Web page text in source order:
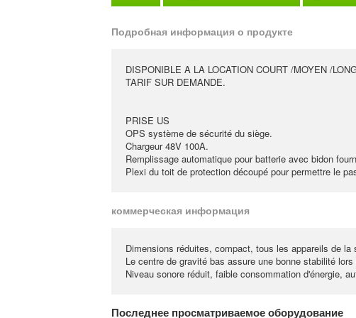
Подробная информация о продукте
DISPONIBLE A LA LOCATION COURT /MOYEN /
TARIF SUR DEMANDE.
PRISE US
OPS système de sécurité du siège.
Chargeur 48V 100A.
Remplissage automatique pour batterie avec bidon
Plexi du toit de protection découpé pour permettre le
коммерческая информация
Dimensions réduites, compact, tous les appareils de
Le centre de gravité bas assure une bonne stabilité
Niveau sonore réduit, faible consommation d'énergie,
Последнее просматриваемое оборудование